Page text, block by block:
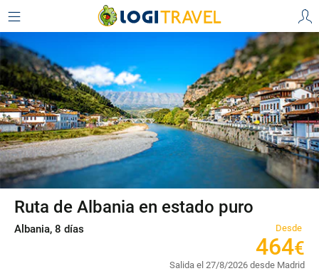
Ruta de Albania en estado puro
Albania, 8 días Desde
464€
Salida el 27/8/2026 desde Madrid